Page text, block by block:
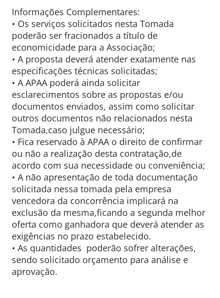
Informações Complementares:
• Os serviços solicitados nesta Tomada
poderão ser fracionados a título de
economicidade para a Associação;
• A proposta deverá atender exatamente nas
especificações técnicas solicitadas;
• A APAA poderá ainda solicitar
esclarecimentos sobre as propostas e/ou
documentos enviados, assim como solicitar
outros documentos não relacionados nesta
Tomada,caso julgue necessário;
• Fica reservado à APAA o direito de confirmar
ou não a realização desta contratação,de
acordo com sua necessidade ou conveniência;
• A não apresentação de toda documentação
solicitada nessa tomada pela empresa
vencedora da concorrência implicará na
exclusão da mesma,ficando a segunda melhor
oferta como ganhadora que deverá atender as
exigências no prazo estabelecido.
• As quantidades poderão sofrer alterações,
sendo solicitado orçamento para análise e
aprovação.